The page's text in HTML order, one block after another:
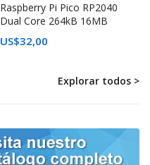
Raspberry Pi Pico RP2040
Dual Core 264kB 16MB
Flash
US$32,00
Explorar todos >